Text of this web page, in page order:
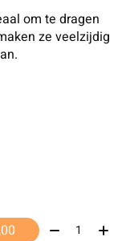
om te dragen
ze veelzijdig
Aantal: